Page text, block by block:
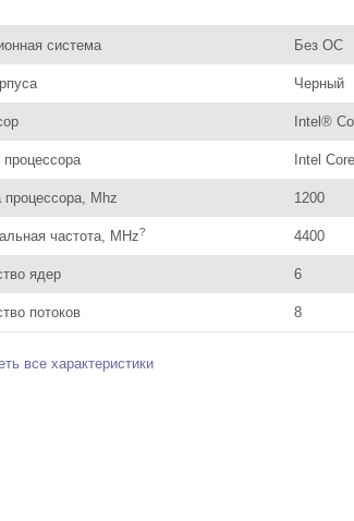
система Без ОС
Черный
Intel®
Intel
процессора, Mhz 1200
частота, MHz? 4400
ядер 6
потоков 8
все характеристики